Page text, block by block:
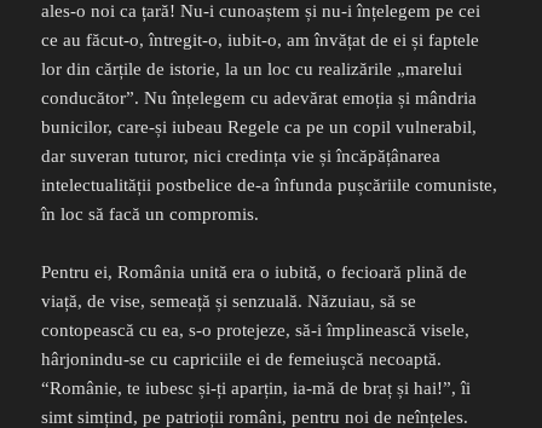
ales-o noi ca țară! Nu-i cunoaștem și nu-i înțelegem pe cei
ce au făcut-o, întregit-o, iubit-o, am învățat de ei și faptele
lor din cărțile de istorie, la un loc cu realizările „marelui
conducător”. Nu înțelegem cu adevărat emoția și mândria
bunicilor, care-și iubeau Regele ca pe un copil vulnerabil,
dar suveran tuturor, nici credința vie și încăpățânarea
intelectualității postbelice de-a înfunda pușcăriile comuniste,
în loc să facă un compromis.
Pentru ei, România unită era o iubită, o fecioară plină de
viață, de vise, semeață și senzuală. Năzuiau, să se
contopească cu ea, s-o protejeze, să-i împlinească visele,
hârjonindu-se cu capriciile ei de femeiușcă necoaptă.
“Românie, te iubesc și-ți aparțin, ia-mă de braț și hai!”, îi
simt simțind, pe patrioții români, pentru noi de neînțeles.